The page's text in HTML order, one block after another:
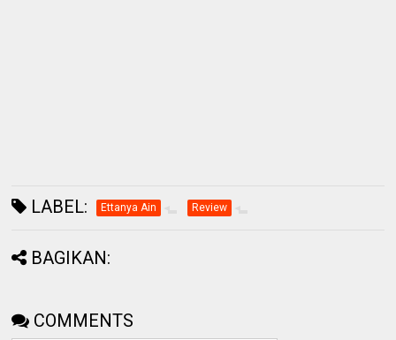
LABEL: Ettanya Ain Review
BAGIKAN:
COMMENTS